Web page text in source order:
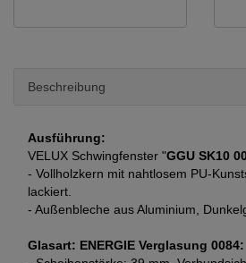
Beschreibung
Ausführung:
VELUX Schwingfenster "GGU SK10
- Vollholzkern mit nahtlosem PU-
lackiert.
- Außenbleche aus Aluminium,
Glasart: ENERGIE Verglasung 0084: